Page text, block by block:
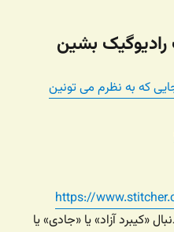
بشین
که به نظرم می تونین
https://
«کیبرد آزاد» یا «جادی» یا